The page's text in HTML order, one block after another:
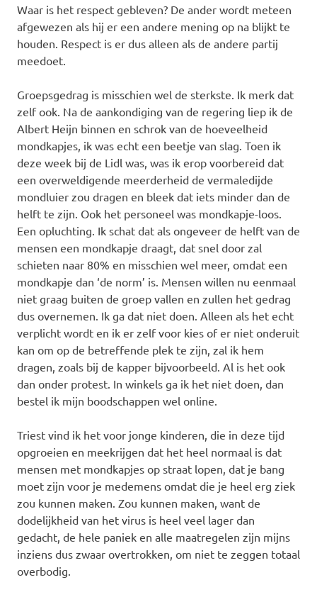
Waar is het respect gebleven? De ander wordt meteen
afgewezen als hij er een andere mening op na blijkt te
houden. Respect is er dus alleen als de andere partij
meedoet.
Groepsgedrag is misschien wel de sterkste. Ik merk dat
zelf ook. Na de aankondiging van de regering liep ik de
Albert Heijn binnen en schrok van de hoeveelheid
mondkapjes, ik was echt een beetje van slag. Toen ik
deze week bij de Lidl was, was ik erop voorbereid dat
een overweldigende meerderheid de vermaledijde
mondluier zou dragen en bleek dat iets minder dan de
helft te zijn. Ook het personeel was mondkapje-loos.
Een opluchting. Ik schat dat als ongeveer de helft van de
mensen een mondkapje draagt, dat snel door zal
schieten naar 80% en misschien wel meer, omdat een
mondkapje dan ‘de norm’ is. Mensen willen nu eenmaal
niet graag buiten de groep vallen en zullen het gedrag
dus overnemen. Ik ga dat niet doen. Alleen als het echt
verplicht wordt en ik er zelf voor kies of er niet onderuit
kan om op de betreffende plek te zijn, zal ik hem
dragen, zoals bij de kapper bijvoorbeeld. Al is het ook
dan onder protest. In winkels ga ik het niet doen, dan
bestel ik mijn boodschappen wel online.
Triest vind ik het voor jonge kinderen, die in deze tijd
opgroeien en meekrijgen dat het heel normaal is dat
mensen met mondkapjes op straat lopen, dat je bang
moet zijn voor je medemens omdat die je heel erg ziek
zou kunnen maken. Zou kunnen maken, want de
dodelijkheid van het virus is heel veel lager dan
gedacht, de hele paniek en alle maatregelen zijn mijns
inziens dus zwaar overtrokken, om niet te zeggen totaal
overbodig.